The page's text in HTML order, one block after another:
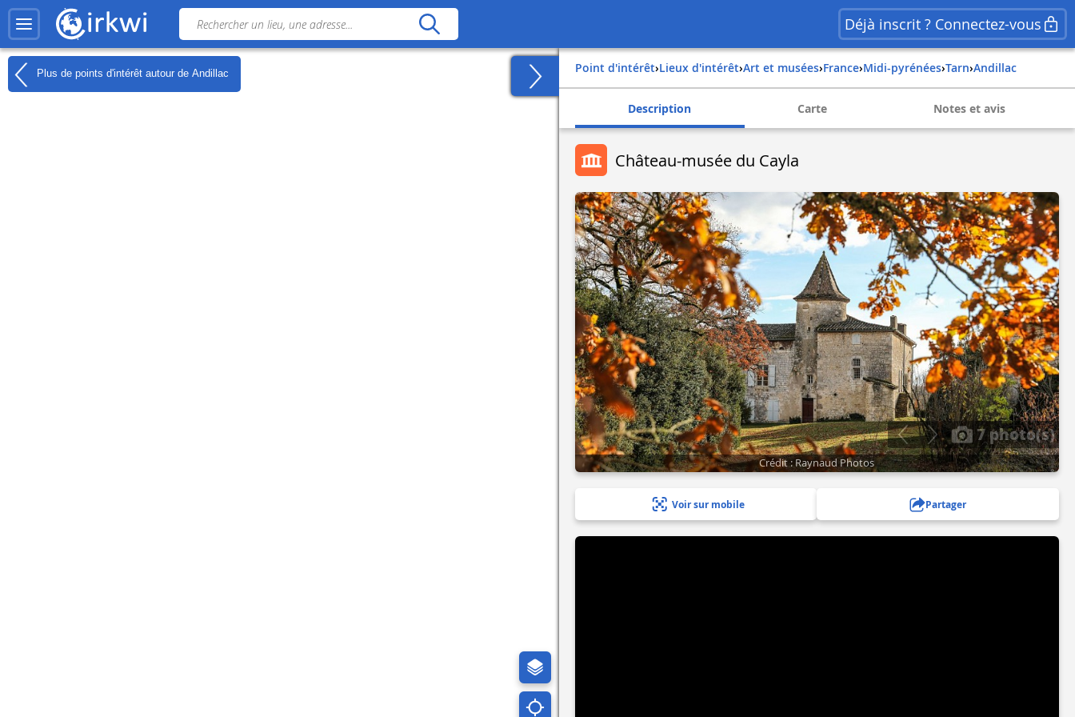
Déjà inscrit ? Connectez-vous
Plus de points d'intérêt autour de Andillac Point d'intérêt› Lieux d'intérêt› Art et musées› france› midi-pyrénées› tarn› andillac
Description Carte Notes et avis
Château-musée du Cayla
7 photo(s)
Crédit : Raynaud Photos
Voir sur mobile Partager